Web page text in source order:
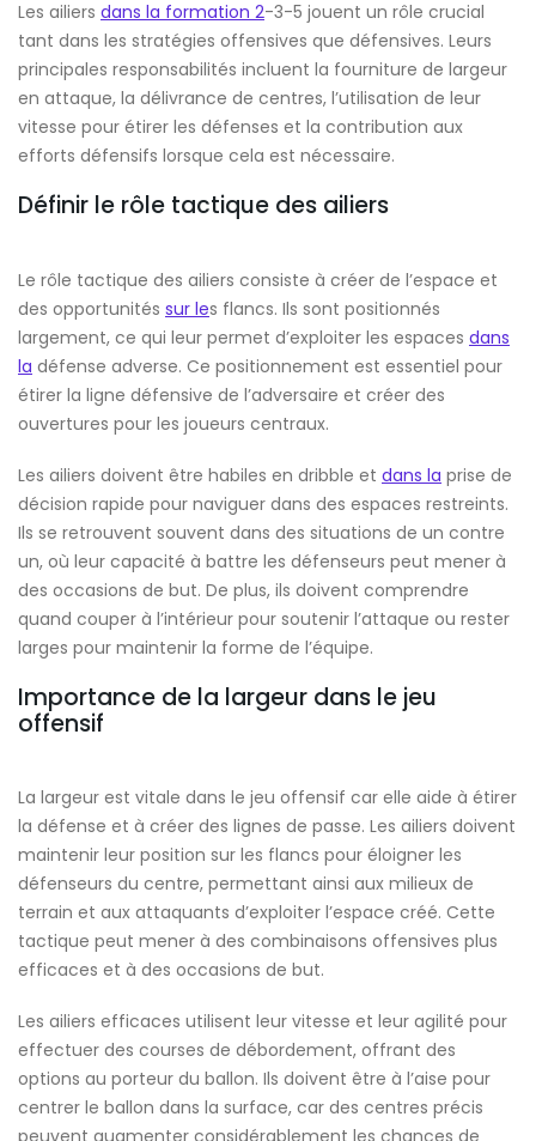
Les ailiers dans la formation 2-3-5 jouent un rôle crucial
tant dans les stratégies offensives que défensives. Leurs
principales responsabilités incluent la fourniture de largeur
en attaque, la délivrance de centres, l’utilisation de leur
vitesse pour étirer les défenses et la contribution aux
efforts défensifs lorsque cela est nécessaire.
Définir le rôle tactique des ailiers
Le rôle tactique des ailiers consiste à créer de l’espace et
des opportunités sur les flancs. Ils sont positionnés
largement, ce qui leur permet d’exploiter les espaces dans
la défense adverse. Ce positionnement est essentiel pour
étirer la ligne défensive de l’adversaire et créer des
ouvertures pour les joueurs centraux.
Les ailiers doivent être habiles en dribble et dans la prise de
décision rapide pour naviguer dans des espaces restreints.
Ils se retrouvent souvent dans des situations de un contre
un, où leur capacité à battre les défenseurs peut mener à
des occasions de but. De plus, ils doivent comprendre
quand couper à l’intérieur pour soutenir l’attaque ou rester
larges pour maintenir la forme de l’équipe.
Importance de la largeur dans le jeu
offensif
La largeur est vitale dans le jeu offensif car elle aide à étirer
la défense et à créer des lignes de passe. Les ailiers doivent
maintenir leur position sur les flancs pour éloigner les
défenseurs du centre, permettant ainsi aux milieux de
terrain et aux attaquants d’exploiter l’espace créé. Cette
tactique peut mener à des combinaisons offensives plus
efficaces et à des occasions de but.
Les ailiers efficaces utilisent leur vitesse et leur agilité pour
effectuer des courses de débordement, offrant des
options au porteur du ballon. Ils doivent être à l’aise pour
centrer le ballon dans la surface, car des centres précis